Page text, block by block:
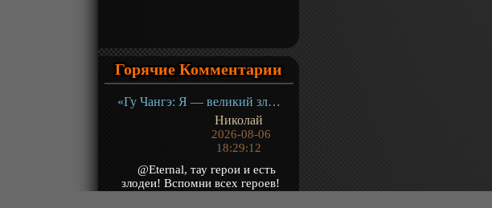
Горячие Комментарии
«Гу Чангэ: Я — великий злодей Небесной Судьбы» ТВ-1
Николай
2026-08-06
18:29:12
@Eternal, тау герои и есть
злодеи! Вспомни всех героев!